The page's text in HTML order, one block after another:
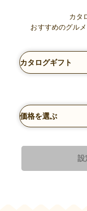
カタ
おすすめのグル
設